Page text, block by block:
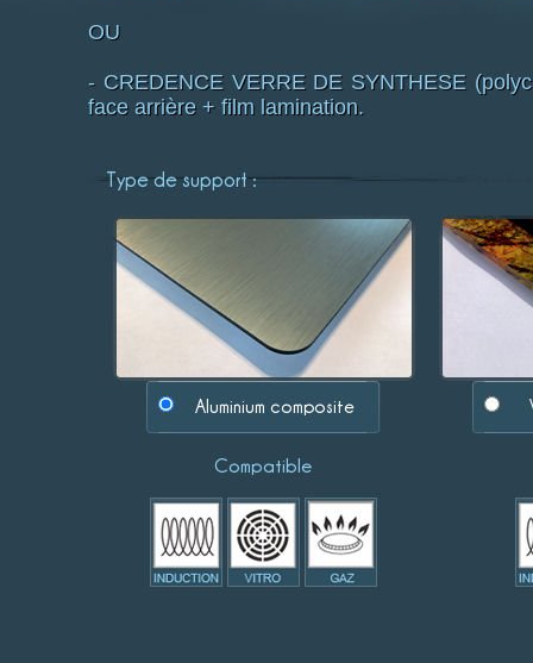
OU
- CREDENCE VERRE DE SYNTHESE
face arrière + film lamination.
Type de support :
Aluminium composite
Compatible